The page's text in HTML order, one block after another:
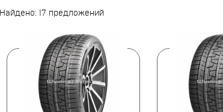
Найдено: 17 предложений